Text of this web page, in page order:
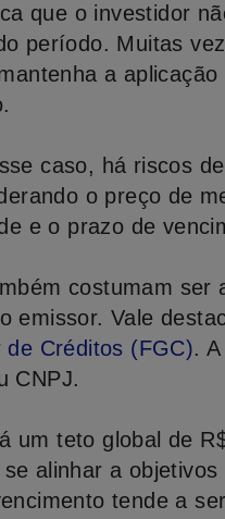
que o investidor
período. Muitas
a
caso, há riscos
o preço de
e o prazo de
costumam ser
emissor. Vale
de Créditos (FGC).
CNPJ.
um teto global de
alinhar a
tende a